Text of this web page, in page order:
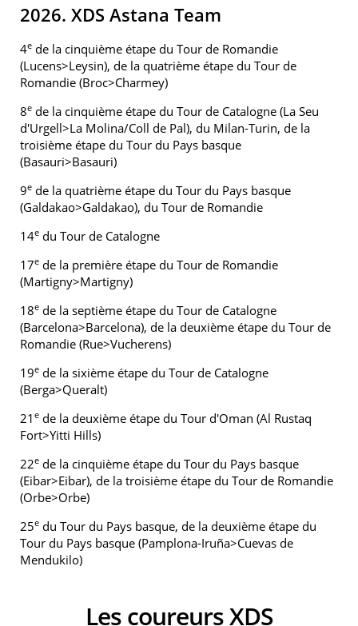
2026. XDS Astana Team
4e de la cinquième étape du Tour de Romandie
(Lucens>Leysin), de la quatrième étape du Tour de
Romandie (Broc>Charmey)
8e de la cinquième étape du Tour de Catalogne (La Seu
d'Urgell>La Molina/Coll de Pal), du Milan-Turin, de la
troisième étape du Tour du Pays basque
(Basauri>Basauri)
9e de la quatrième étape du Tour du Pays basque
(Galdakao>Galdakao), du Tour de Romandie
14e du Tour de Catalogne
17e de la première étape du Tour de Romandie
(Martigny>Martigny)
18e de la septième étape du Tour de Catalogne
(Barcelona>Barcelona), de la deuxième étape du Tour de
Romandie (Rue>Vucherens)
19e de la sixième étape du Tour de Catalogne
(Berga>Queralt)
21 e de la deuxième étape du Tour d'Oman (Al Rustaq
Fort>Yitti Hills)
22e de la cinquième étape du Tour du Pays basque
(Eibar>Eibar), de la troisième étape du Tour de Romandie
(Orbe>Orbe)
25e du Tour du Pays basque, de la deuxième étape du
Tour du Pays basque (Pamplona-Iruña>Cuevas de
Mendukilo)
Les coureurs XDS